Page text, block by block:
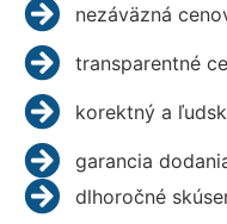
nezáväzná
transparentné
korektný a
garancia
dlhoročné